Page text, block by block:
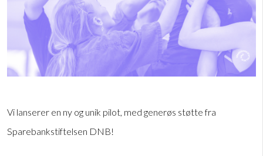
Vi lanserer en ny og unik pilot, med generøs støtte fra
Sparebankstiftelsen DNB!